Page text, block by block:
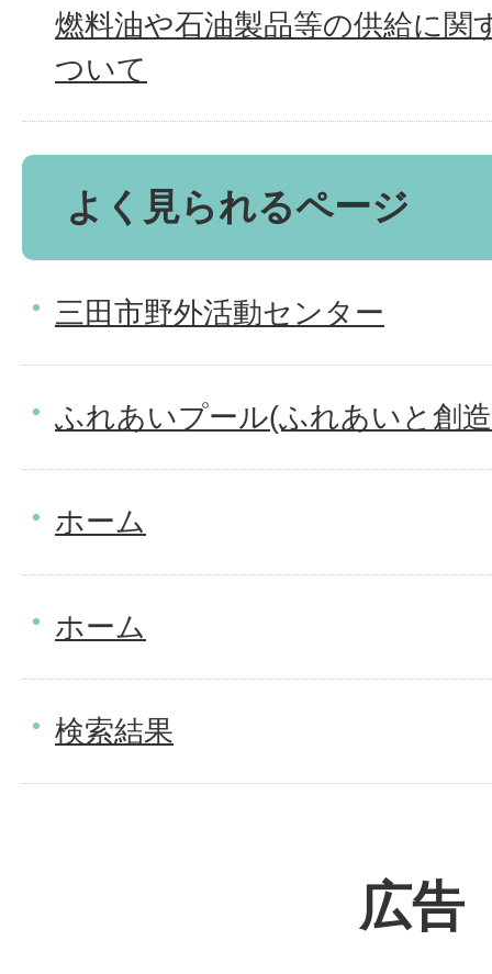
燃料油や石油製品等の供給に関
ついて
よく見られるページ
三田市野外活動センター
ふれあいプール(ふれあいと創
ホーム
ホーム
検索結果
広告